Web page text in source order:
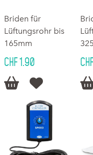
Briden für
Lüftungsrohr bis
165mm
CHF 1.90
 